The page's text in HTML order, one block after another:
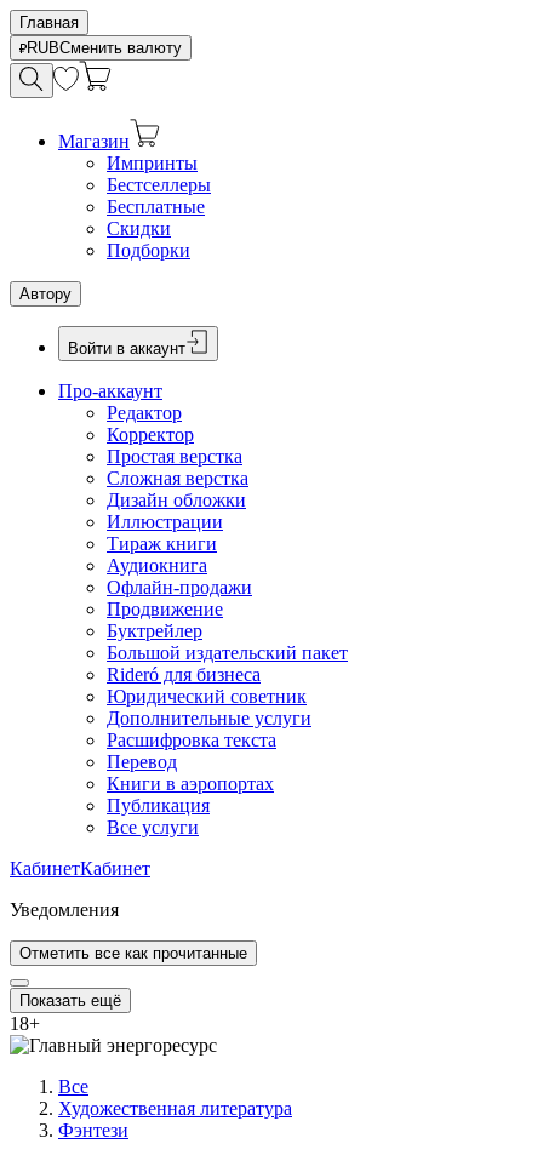
Главная
RUBСменить валюту
Магазин
Импринты
Бестселлеры
Бесплатные
Скидки
Подборки
Автору
Войти в аккаунт
Про-аккаунт
Редактор
Корректор
Простая верстка
Сложная верстка
Дизайн обложки
Иллюстрации
Тираж книги
Аудиокнига
Офлайн-продажи
Продвижение
Буктрейлер
Большой издательский пакет
Rideró для бизнеса
Юридический советник
Дополнительные услуги
Расшифровка текста
Перевод
Книги в аэропортах
Публикация
Все услуги
КабинетКабинет
Уведомления
Отметить все как прочитанные
Показать ещё
18+
Все
Художественная литература
Фэнтези